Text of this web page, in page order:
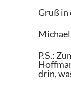
Gruß in
Michael
P.S.:
drin,